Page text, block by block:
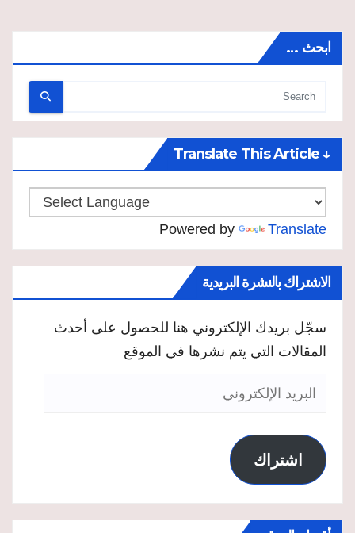
ابحث …
↓ Translate This Article
Powered by Translate
الاشتراك بالنشرة البريدية
سجّل بريدك الإلكتروني هنا للحصول على أحدث
المقالات التي يتم نشرها في الموقع
البريد
اشتراك